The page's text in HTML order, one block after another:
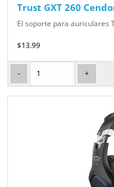
Trust GXT 260
El soporte para auriculares
$13.99